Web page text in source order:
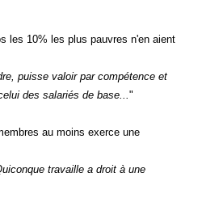
les 10% les plus pauvres n'en aient
puisse valoir par compétence et
des salariés de base... "
au moins exerce une
travaille a droit à une